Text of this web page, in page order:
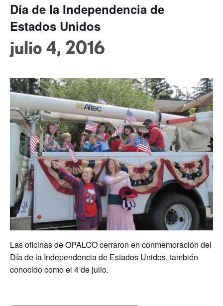
Día de la Independencia de
Estados Unidos
julio 4, 2016
Las oficinas de OPALCO cerraron en conmemoración del
Día de la Independencia de Estados Unidos, también
conocido como el 4 de julio.